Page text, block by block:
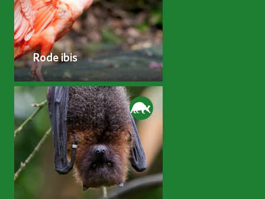
Rode ibis